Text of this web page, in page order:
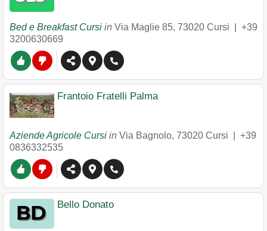
Bed e Breakfast Cursi in Via Maglie 85, 73020 Cursi
+39
3200630669
Frantoio Fratelli Palma
Aziende Agricole Cursi in Via Bagnolo, 73020 Cursi
+39
0836332535
Bello Donato